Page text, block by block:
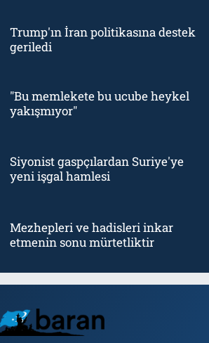
Trump'ın İran politikasına destek
geriledi
"Bu memlekete bu ucube heykel
yakışmıyor"
Siyonist gaspçılardan Suriye'ye
yeni işgal hamlesi
Mezhepleri ve hadisleri inkar
etmenin sonu mürtetliktir